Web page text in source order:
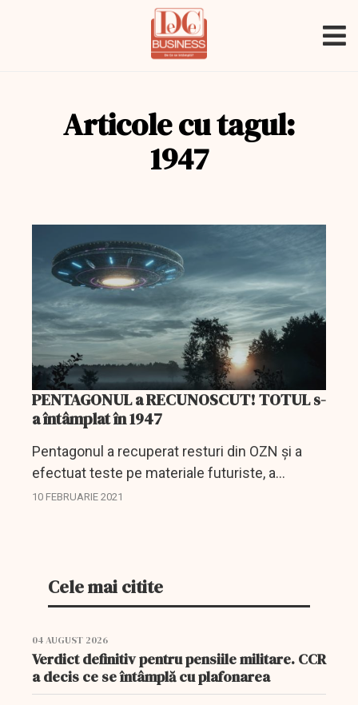
Articole cu tagul:
1947
PENTAGONUL a RECUNOSCUT! TOTUL s-
a întâmplat în 1947
Pentagonul a recuperat resturi din OZN și a
efectuat teste pe materiale futuriste, a
declarat un investigator al farfuriilor
10 FEBRUARIE 2021
Cele mai citite
04 AUGUST 2026
Verdict definitiv pentru pensiile militare. CCR
a decis ce se întâmplă cu plafonarea